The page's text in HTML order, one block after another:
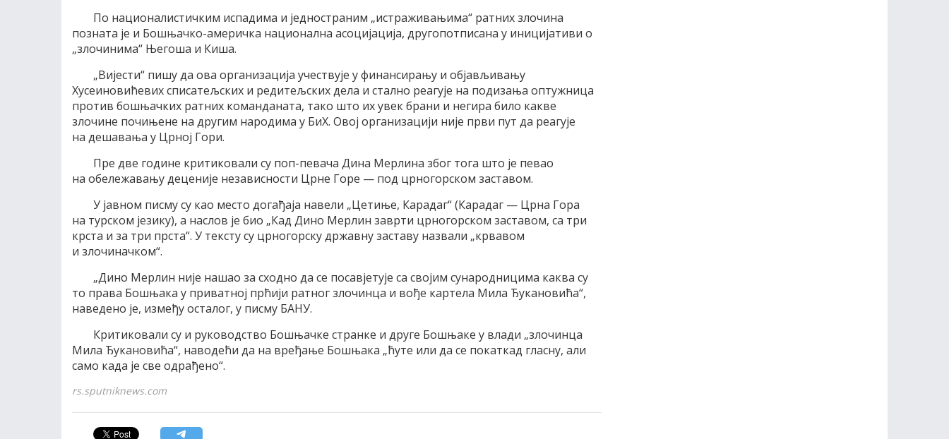
По националистичким испадима и једностраним „истраживањима“ ратних злочина
позната је и Бошњачко-америчка национална асоцијација, другопотписана у иницијативи о
„злочинима“ Његоша и Киша.
„Вијести“ пишу да ова организација учествује у финансирању и објављивању
Хусеиновићевих списатељских и редитељских дела и стално реагује на подизања оптужница
против бошњачких ратних команданата, тако што их увек брани и негира било какве
злочине почињене на другим народима у БиХ. Овој организацији није први пут да реагује
на дешавања у Црној Гори.
Пре две године критиковали су поп-певача Дина Мерлина због тога што је певао
на обележавању деценије независности Црне Горе — под црногорском заставом.
У јавном писму су као место догађаја навели „Цетиње, Карадаг“ (Карадаг — Црна Гора
на турском језику), а наслов је био „Кад Дино Мерлин заврти црногорском заставом, са три
крста и за три прста“. У тексту су црногорску државну заставу назвали „крвавом
и злочиначком“.
„Дино Мерлин није нашао за сходно да се посавјетује са својим сународницима каква су
то права Бошњака у приватној прћији ратног злочинца и вође картела Мила Ђукановића“,
наведено је, између осталог, у писму БАНУ.
Критиковали су и руководство Бошњачке странке и друге Бошњаке у влади „злочинца
Мила Ђукановића“, наводећи да на вређање Бошњака „ћуте или да се покаткад гласну, али
само када је све одрађено“.
rs.sputniknews.com